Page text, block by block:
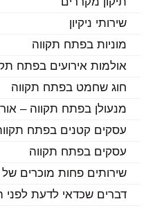
שירותי ניקיון
מוניות בפתח תקווה
אולמות אירועים בפתח
חוג שחמט בפתח תקווה
מנעולן בפתח תקווה –
עסקים קטנים בפתח
עסקים בפתח תקווה
שירותים פחות מוכרים של
דברים שכדאי לדעת לפני